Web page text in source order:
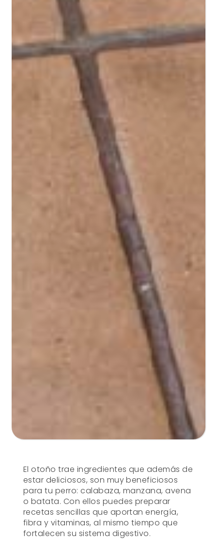
El otoño trae ingredientes que además de
estar deliciosos, son muy beneficiosos
para tu perro: calabaza, manzana, avena
o batata. Con ellos puedes preparar
recetas sencillas que aportan energía,
fibra y vitaminas, al mismo tiempo que
fortalecen su sistema digestivo.